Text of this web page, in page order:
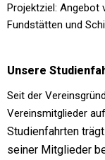
Projektziel: Angebot
Fundstätten und
Unsere
Seit der
Vereinsmitglieder
Studienfahrten
seiner Mitglieder